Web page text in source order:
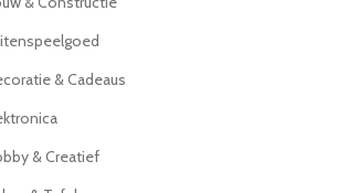
& Cadeaus
& Creatief